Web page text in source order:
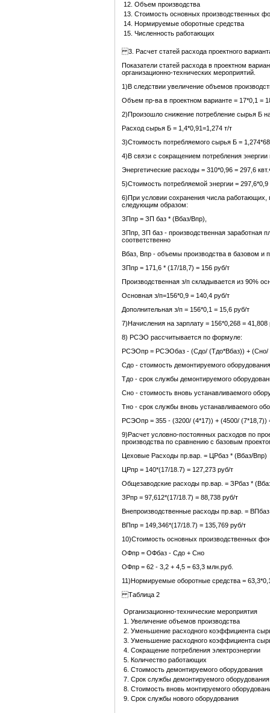
12. Объем производства
13. Стоимость основных производственных
14. Нормируемые оборотные средства
15. Численность работающих
3. Расчет статей расхода проектного
Показатели статей расхода в проектном
организационно-технических мероприятий.
1)В следствии увеличение объемов
Объем пр-ва в проектном варианте = 17*0,1 =
2)Произошло снижение потребление сырья Б
Расход сырья Б = 1,4*0,91=1,274 т/т
3)Стоимость потребляемого сырья Б =
4)В связи с сокращением потребления энергии
Энергетические расходы = 310*0,96 = 297,6
5)Стоимость потребляемой энергии = 297,6*0,9
6)При условии сохранения числа работающих,
следующим образом:
ЗПпр = ЗП баз * (Вбаз/Впр),
ЗПпр, ЗП баз - производственная заработная
соответственно
Вбаз, Впр - объемы производства в базовом и
ЗПпр = 171,6 * (17/18,7) = 156 руб/т
Производственная з/п складывается из 90%
Основная з/п=156*0,9 = 140,4 руб/т
Дополнительная з/п = 156*0,1 = 15,6 руб/т
7)Начисления на зарплату = 156*0,268 = 41,808
8) РСЭО рассчитывается по формуле:
РСЭОпр = РСЭОбаз - (Сдо/ (Тдо*Вбаз)) + (Сно/
Сдо - стоимость демонтируемого оборудования
Тдо - срок службы демонтируемого
Сно - стоимость вновь устанавливаемого
Тно - срок службы вновь устанавливаемого
РСЭОпр = 355 - (3200/ (4*17)) + (4500/ (7*18,7))
9)Расчет условно-постоянных расходов по
производства по сравнению с базовым
Цеховые Расходы пр.вар. = ЦРбаз * (Вбаз/Впр)
ЦРпр = 140*(17/18.7) = 127,273 руб/т
Общезаводские расходы пр.вар. = ЗРбаз *
ЗРпр = 97,612*(17/18.7) = 88,738 руб/т
Внепроизводственные расходы пр.вар. =
ВПпр = 149,346*(17/18.7) = 135,769 руб/т
10)Стоимость основных производственных
ОФпр = ОФбаз - Сдо + Сно
ОФпр = 62 - 3,2 + 4,5 = 63,3 млн.руб.
11)Нормируемые оборотные средства =
Таблица 2
Организационно-технические мероприятия
1. Увеличение объемов производства
2. Уменьшение расходного коэффициента
3. Уменьшение расходного коэффициента
4. Сокращение потребления электроэнергии
5. Количество работающих
6. Стоимость демонтируемого оборудования
7. Срок службы демонтируемого оборудования
8. Стоимость вновь монтируемого
9. Срок службы нового оборудования